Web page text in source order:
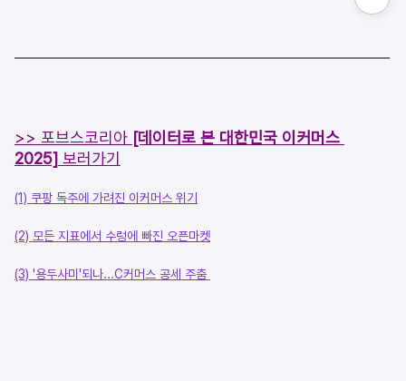
>> 포브스코리아 [데이터로 본 대한민국 이커머스
2025] 보러가기
(1) 쿠팡 독주에 가려진 이커머스 위기
(2) 모든 지표에서 수렁에 빠진 오픈마켓
(3) '용두사미'되나...C커머스 공세 주춤